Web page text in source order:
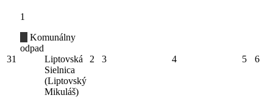
31
1
Komunálny
odpad
Liptovská
Sielnica
(Liptovský
Mikuláš)
2 3 4 5 6